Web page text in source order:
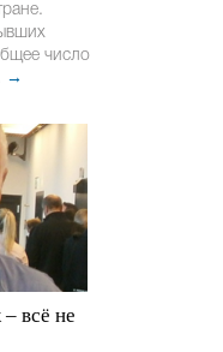
число
→
всё не